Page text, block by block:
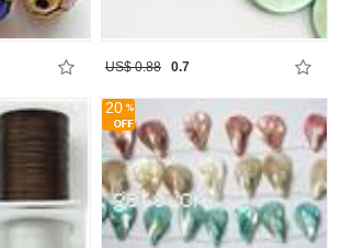
US$ 0.88 0.7
20